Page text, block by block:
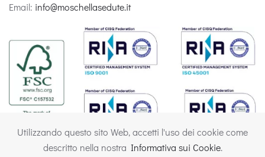
Email: info@moschellasedute.it
Utilizzando questo sito Web, accetti l'uso dei cookie come
descritto nella nostra Informativa sui Cookie.